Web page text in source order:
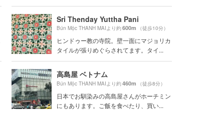
Sri Thenday Yuttha Pani
Bún Mộc THANH MAIより約600m （徒歩10分）
ヒンドゥー教の寺院。壁一面にマジョリカ
タイルが張りめぐらされてます。タイ...
高島屋 ベトナム
Bún Mộc THANH MAIより約460m （徒歩8分）
日本でお馴染みの高島屋さんがホーチミン
にもあります。ご飯を食べたり、買い...